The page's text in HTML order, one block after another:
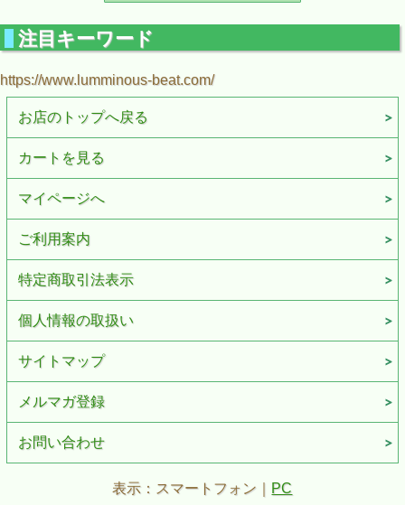
注目キーワード
https://www.lumminous-beat.com/
お店のトップへ戻る
カートを見る
マイページへ
ご利用案内
特定商取引法表示
個人情報の取扱い
サイトマップ
メルマガ登録
お問い合わせ
表示：スマートフォン｜ PC